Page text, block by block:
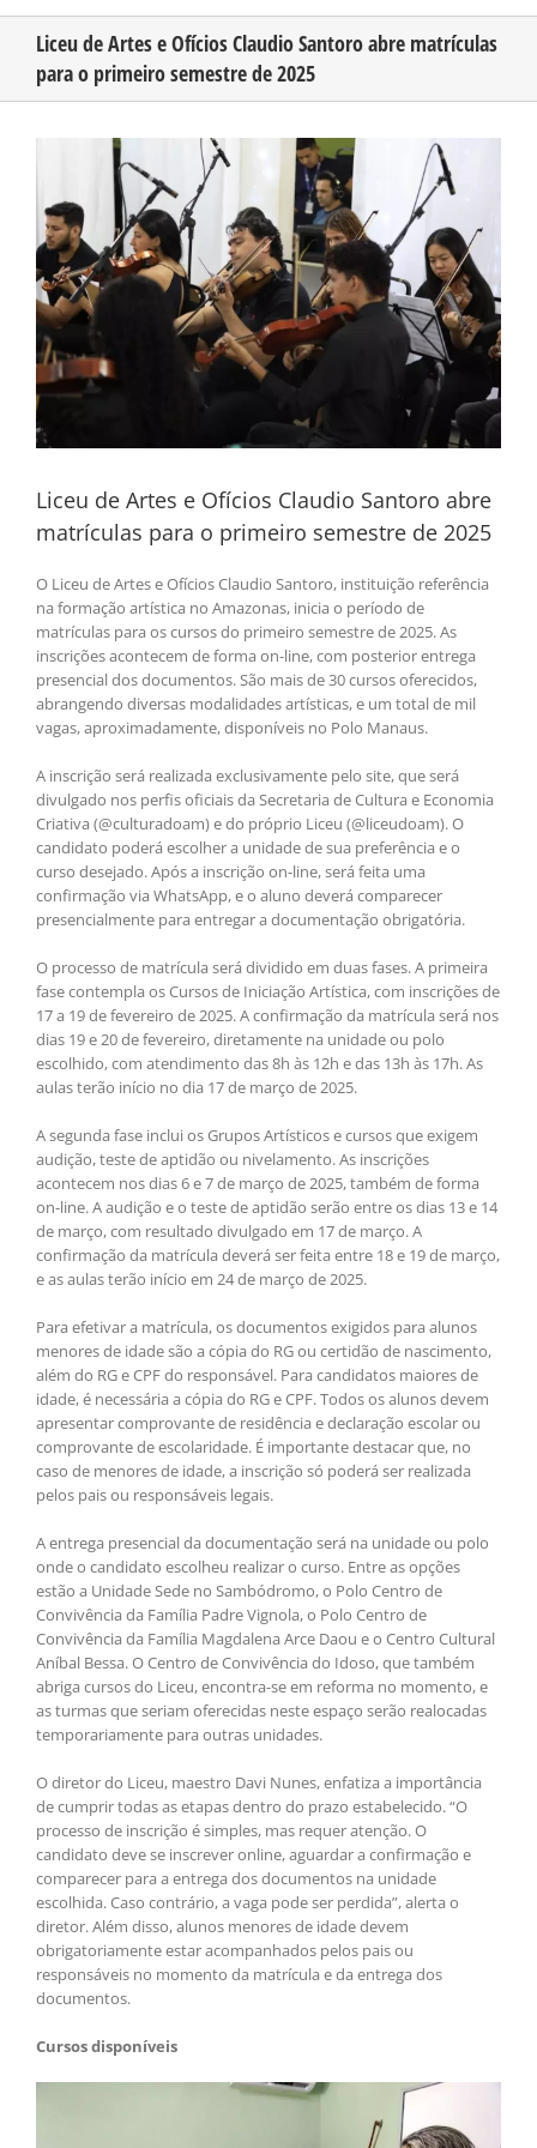
CONHEÇA O AMAZONAS
PUBLICIDADE
CONTATO
Liceu de Artes e Ofícios Claudio Santoro abre matrículas
para o primeiro semestre de 2025
Image
Liceu de Artes e Ofícios Claudio Santoro abre
matrículas para o primeiro semestre de 2025
O Liceu de Artes e Ofícios Claudio Santoro, instituição referência
na formação artística no Amazonas, inicia o período de
matrículas para os cursos do primeiro semestre de 2025. As
inscrições acontecem de forma on-line, com posterior entrega
presencial dos documentos. São mais de 30 cursos oferecidos,
abrangendo diversas modalidades artísticas, e um total de mil
vagas, aproximadamente, disponíveis no Polo Manaus.
A inscrição será realizada exclusivamente pelo site, que será
divulgado nos perfis oficiais da Secretaria de Cultura e Economia
Criativa (@culturadoam) e do próprio Liceu (@liceudoam). O
candidato poderá escolher a unidade de sua preferência e o
curso desejado. Após a inscrição on-line, será feita uma
confirmação via WhatsApp, e o aluno deverá comparecer
presencialmente para entregar a documentação obrigatória.
O processo de matrícula será dividido em duas fases. A primeira
fase contempla os Cursos de Iniciação Artística, com inscrições de
17 a 19 de fevereiro de 2025. A confirmação da matrícula será nos
dias 19 e 20 de fevereiro, diretamente na unidade ou polo
escolhido, com atendimento das 8h às 12h e das 13h às 17h. As
aulas terão início no dia 17 de março de 2025.
A segunda fase inclui os Grupos Artísticos e cursos que exigem
audição, teste de aptidão ou nivelamento. As inscrições
acontecem nos dias 6 e 7 de março de 2025, também de forma
on-line. A audição e o teste de aptidão serão entre os dias 13 e 14
de março, com resultado divulgado em 17 de março. A
confirmação da matrícula deverá ser feita entre 18 e 19 de março,
e as aulas terão início em 24 de março de 2025.
Para efetivar a matrícula, os documentos exigidos para alunos
menores de idade são a cópia do RG ou certidão de nascimento,
além do RG e CPF do responsável. Para candidatos maiores de
idade, é necessária a cópia do RG e CPF. Todos os alunos devem
apresentar comprovante de residência e declaração escolar ou
comprovante de escolaridade. É importante destacar que, no
caso de menores de idade, a inscrição só poderá ser realizada
pelos pais ou responsáveis legais.
A entrega presencial da documentação será na unidade ou polo
onde o candidato escolheu realizar o curso. Entre as opções
estão a Unidade Sede no Sambódromo, o Polo Centro de
Convivência da Família Padre Vignola, o Polo Centro de
Convivência da Família Magdalena Arce Daou e o Centro Cultural
Aníbal Bessa. O Centro de Convivência do Idoso, que também
abriga cursos do Liceu, encontra-se em reforma no momento, e
as turmas que seriam oferecidas neste espaço serão realocadas
temporariamente para outras unidades.
O diretor do Liceu, maestro Davi Nunes, enfatiza a importância
de cumprir todas as etapas dentro do prazo estabelecido. “O
processo de inscrição é simples, mas requer atenção. O
candidato deve se inscrever online, aguardar a confirmação e
comparecer para a entrega dos documentos na unidade
escolhida. Caso contrário, a vaga pode ser perdida”, alerta o
diretor. Além disso, alunos menores de idade devem
obrigatoriamente estar acompanhados pelos pais ou
responsáveis no momento da matrícula e da entrega dos
documentos.
Cursos disponíveis